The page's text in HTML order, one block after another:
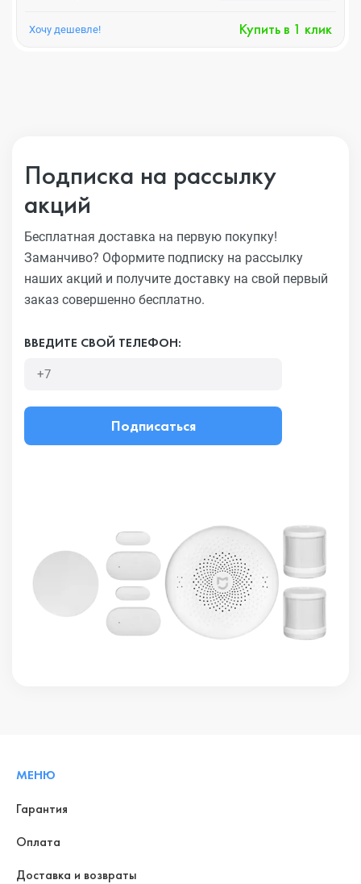
Хочу дешевле! Купить в 1 клик
Подписка на рассылку
акций
Бесплатная доставка на первую покупку!
Заманчиво? Оформите подписку на рассылку
наших акций и получите доставку на свой первый
заказ совершенно бесплатно.
ВВЕДИТЕ СВОЙ ТЕЛЕФОН:
Подписаться
МЕНЮ
Гарантия
Оплата
Доставка и возвраты